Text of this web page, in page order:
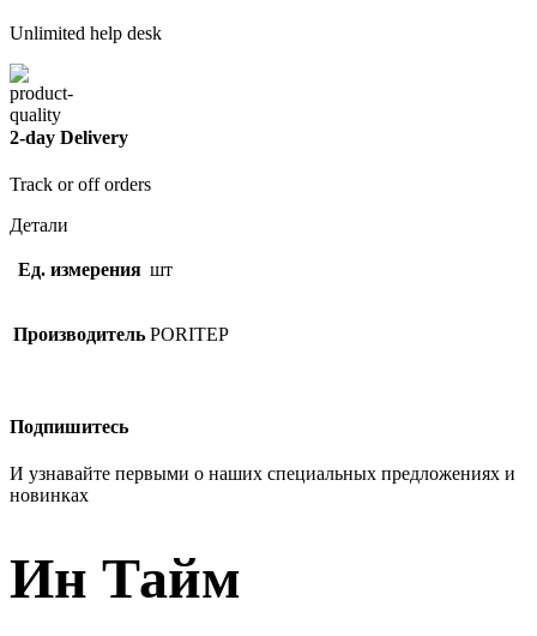
Unlimited help desk
2-day Delivery
Track or off orders
Детали
Ед. измерения шт
Производитель PORITEP
Подпишитесь
И узнавайте первыми о наших специальных предложениях и
новинках
Ин Тайм